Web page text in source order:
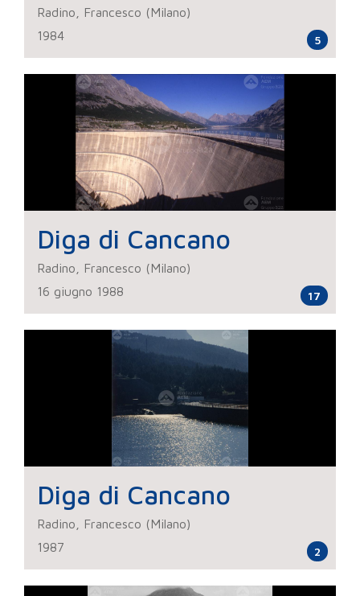
Radino, Francesco (Milano)
1984
5
Diga di Cancano
Radino, Francesco (Milano)
16 giugno 1988
17
Diga di Cancano
Radino, Francesco (Milano)
1987
2